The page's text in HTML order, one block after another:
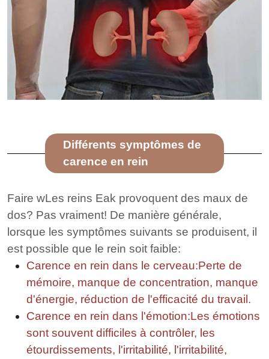
Différents symptômes de
carence en rein
Faire wLes reins Eak provoquent des maux de
dos? Pas vraiment! De manière générale,
lorsque les symptômes suivants se produisent, il
est possible que le rein soit faible:
Carence en rein dans le cerveau:Perte de
mémoire, manque de concentration, manque
d'énergie, réduction de l'efficacité du travail.
Carence en rein dans l'émotion:Les émotions
sont souvent difficiles à contrôler, les
étourdissements, l'irritabilité, l'irritabilité,